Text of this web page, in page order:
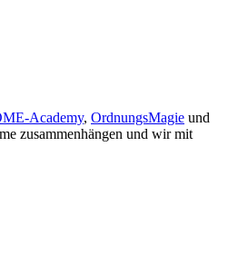
Academy, OrdnungsMagie und
zusammenhängen und wir mit